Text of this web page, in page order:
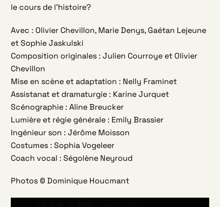
le cours de l’histoire?
Avec : Olivier Chevillon, Marie Denys, Gaétan Lejeune
et Sophie Jaskulski
Composition originales : Julien Courroye et Olivier
Chevillon
Mise en scène et adaptation : Nelly Framinet
Assistanat et dramaturgie : Karine Jurquet
Scénographie : Aline Breucker
Lumière et régie générale : Emily Brassier
Ingénieur son : Jérôme Moisson
Costumes : Sophia Vogeleer
Coach vocal : Ségolène Neyroud
Photos ©Dominique Houcmant